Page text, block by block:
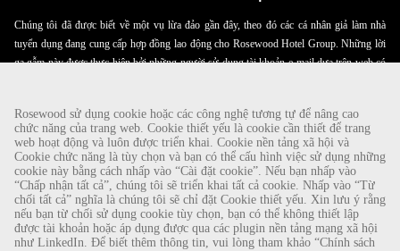
Rosewood sử dụng cookie hoặc các công nghệ tương tự để nâng cao
chức năng của trang web. Cookie thiết yếu là cookie cần thiết để trang
web hoạt động và luôn được triển khai. Cookie nền tảng xã hội và
Cookie chức năng là tùy chọn và bạn có thể cấu hình việc sử dụng những
cookie này bằng cách nhấp vào “Cài đặt cookie”. Nếu bạn nhấp vào
“Chấp nhận tất cả”, chúng tôi sẽ triển khai tất cả cookie. Nhấp vào “Từ
chối tất cả” nghĩa là chúng tôi sẽ chỉ đặt Cookie thiết yếu. Xin lưu ý rằng
nếu bạn từ chối sử dụng cookie tùy chọn, bạn có thể không thiết lập
được tài khoản hoặc áp dụng được qua các plugin nền tảng mạng xã hội
như LinkedIn. Để biết thêm thông tin, vui lòng tham khảo “Chính sách
Chúng tôi đã được biết về một vụ lừa đảo gần đây, theo đó các cá nhân giả làm nhà
tuyển dụng đang cung cấp hợp đồng lao động cho Rosewood Hotel Group. Những lời
gạ gẫm này được thực hiện bởi những người sử dụng tài khoản e-mail dựa trên web có
Rosewood Hotel Group không yêu cầu ứng viên xin việc thực hiện bất kỳ hình thức
thanh toán nào.
Bản quyền © 2026
Chính Sách Cookie
Thông Báo Về Quyền Riêng Tư Của Người Xin Việc